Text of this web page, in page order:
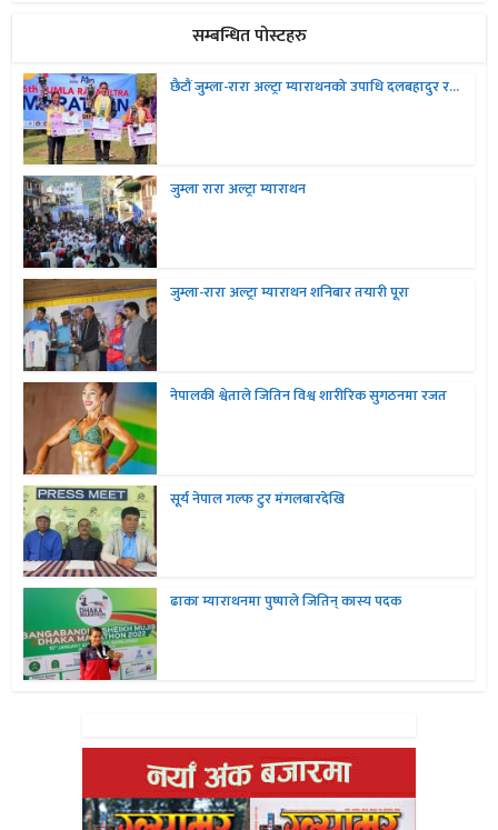
सम्बन्धित पोस्टहरु
छैटौं जुम्ला-रारा अल्ट्रा म्याराथनको उपाधि दलबहादुर र...
जुम्ला रारा अल्ट्रा म्याराथन
जुम्ला-रारा अल्ट्रा म्याराथन शनिबार तयारी पूरा
नेपालकी श्वेताले जितिन विश्व शारीरिक सुगठनमा रजत
सूर्य नेपाल गल्फ टुर मंगलबारदेखि
ढाका म्याराथनमा पुष्पाले जितिन् कास्य पदक